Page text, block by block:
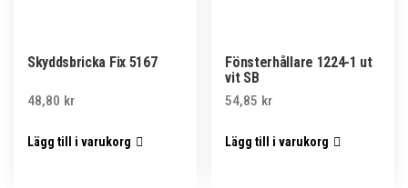
Skyddsbricka Fix 5167
48,80 kr
Lägg till i varukorg
Fönsterhållare 1224-1 ut
vit SB
54,85 kr
Lägg till i varukorg